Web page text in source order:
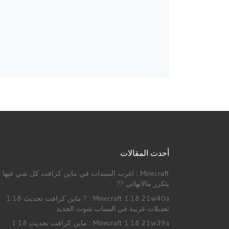
أحدث المقالات
Minecraft : اغرب السيدات في ماين كرافت كل شي فيها
يتكرر مالانهائي ??
Minecraft 1.18 21w40a : ? ماين كرافت تحديث 1.18
تعديلات غريبة في السناب شوت الجديد
Minecraft 1.18 21w39a : ماين كرافت تحديث 1.18